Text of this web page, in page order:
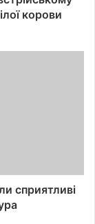
корови
сприятливі